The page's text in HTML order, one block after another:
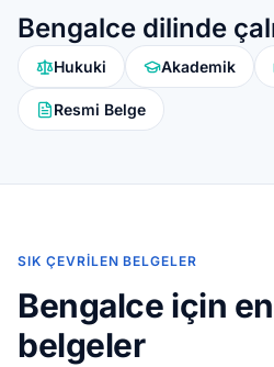
Bengalce dilinde
Hukuki Akademik
Resmi Belge
SIK ÇEVRILEN BELGELER
Bengalce için
belgeler